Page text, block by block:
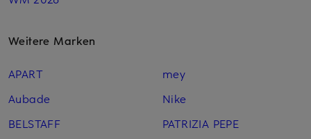
Weitere Marken
APART
Aubade
BELSTAFF
mey
Nike
PATRIZIA PEPE